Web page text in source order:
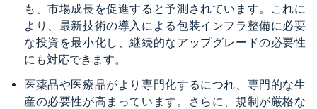
も、市場成長を促進すると予測されています。これに
より、最新技術の導入による包装インフラ整備に必要
な投資を最小化し、継続的なアップグレードの必要性
にも対応できます。
医薬品や医療品がより専門化するにつれ、専門的な生
産の必要性が高まっています。さらに、規制が厳格な